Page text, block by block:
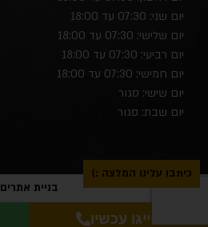
כיתבו עלינו המלצה :)
יום שני: 07:30 עד 18:00
יום שלישי: 07:30 עד 18:00
יום רביעי: 07:30 עד 18:00
יום חמישי: 07:30 עד 18:00
יום שישי: סגור
יום שבת: סגור
בניית אתרים
חייגו עכשיו